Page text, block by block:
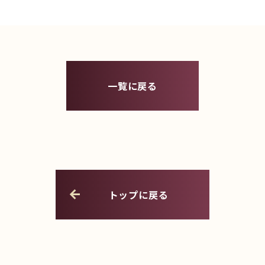
一覧に戻る
トップに戻る